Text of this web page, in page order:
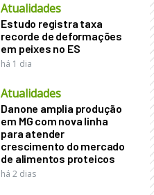
Atualidades
Estudo registra taxa
recorde de deformações
em peixes no ES
há 1 dia
Atualidades
Danone amplia produção
em MG com nova linha
para atender
crescimento do mercado
de alimentos proteicos
há 2 dias